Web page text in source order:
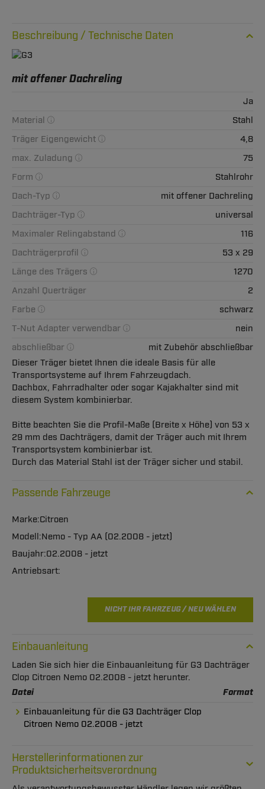
Technische Daten
mit offener Dachreling
Ja
Material
Stahl
Träger Eigengewicht
4,8
max. Zuladung
75
Form
Stahlrohr
Dach-Typ
mit offener Dachreling
Dachträger-Typ
universal
Maximaler Relingabstand
116
Dachträgerprofil
53 x 29
Länge des Trägers
1270
Anzahl Querträger
2
Farbe
schwarz
T-Nut Adapter verwendbar
nein
abschließbar
mit Zubehör abschließbar
Dieser Träger bietet Ihnen die ideale Basis für alle
Transportsysteme auf Ihrem Fahrzeugdach.
Dachbox, Fahrradhalter oder sogar Kajakhalter sind mit
diesem System kombinierbar.
Bitte beachten Sie die Profil-Maße (Breite x Höhe) von 53 x
29 mm des Dachträgers, damit der Träger auch mit Ihrem
Transportsystem kombinierbar ist.
Durch das Material Stahl ist der Träger sicher und stabil.
Passende Fahrzeuge
Citroen
Nemo - Typ AA (02.2008 - jetzt)
02.2008 - jetzt
NICHT IHR FAHRZEUG / NEU WÄHLEN
Einbauanleitung
Laden Sie sich hier die Einbauanleitung für G3 Dachträger
Clop Citroen Nemo 02.2008 - jetzt herunter.
Datei Format
Einbauanleitung für die G3 Dachträger Clop
Citroen Nemo 02.2008 - jetzt
Herstellerinformationen zur
Produktsicherheitsverordnung